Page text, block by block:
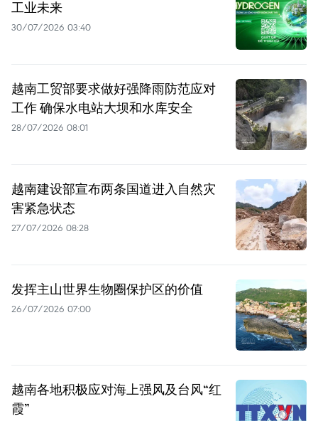
工业未来
30/07/2026 03:40
越南工贸部要求做好强降雨防范应对
工作 确保水电站大坝和水库安全
28/07/2026 08:01
越南建设部宣布两条国道进入自然灾
害紧急状态
27/07/2026 08:28
发挥主山世界生物圈保护区的价值
26/07/2026 07:00
越南各地积极应对海上强风及台风“红
霞”